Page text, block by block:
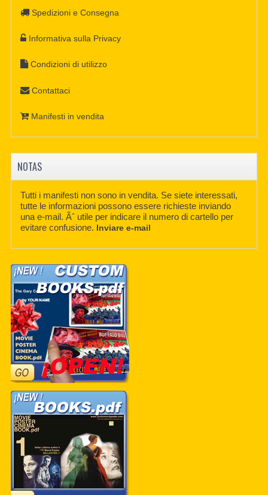
Spedizioni e Consegna
Informativa sulla Privacy
Condizioni di utilizzo
Contattaci
Manifesti in vendita
NOTAS
Tutti i manifesti non sono in vendita. Se siete interessati,
tutte le informazioni possono essere richieste inviando
una e-mail. Ãˆ utile per indicare il numero di cartello per
evitare confusione. Inviare e-mail